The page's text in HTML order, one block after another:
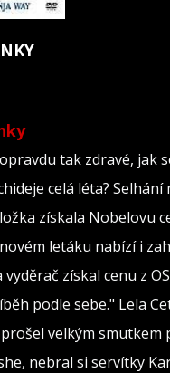
tak zdravé, jak
celá léta?
získala Nobelovu
letáku nabízí i
vyděrač získal cenu z
podle sebe." Lela
velkým
nebral si servítky